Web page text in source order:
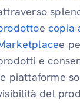
e copia
e
e
piattaforme
del